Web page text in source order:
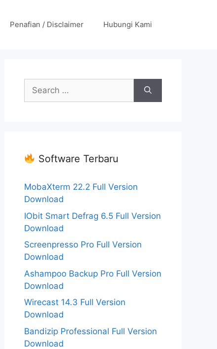
Penafian / Disclaimer Hubungi Kami
Search
for:
Software Terbaru
MobaXterm 22.2 Full Version
Download
IObit Smart Defrag 6.5 Full Version
Download
Screenpresso Pro Full Version
Download
Ashampoo Backup Pro Full Version
Download
Wirecast 14.3 Full Version
Download
Bandizip Professional Full Version
Download